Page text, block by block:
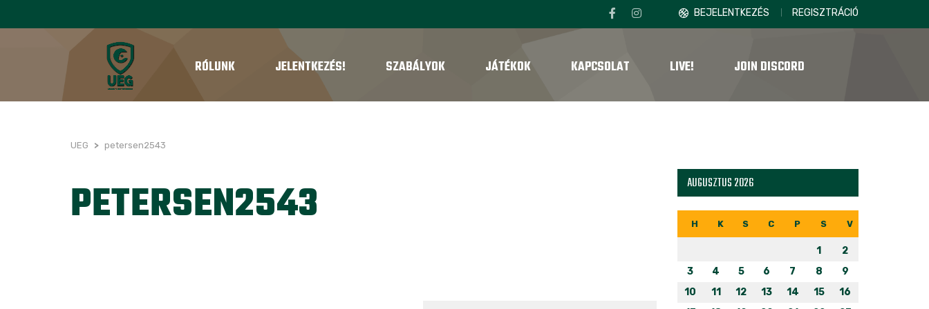
BEJELENTKEZÉS REGISZTRÁCIÓ
RÓLUNK JELENTKEZÉS! SZABÁLYOK JÁTÉKOK KAPCSOLAT LIVE! JOIN DISCORD
UEG > petersen2543
PETERSEN2543 AUGUSZTUS 2026
H K S C P S V
1
2
3
4 5 6 7 8
9
10
11 12 13 14 15
16